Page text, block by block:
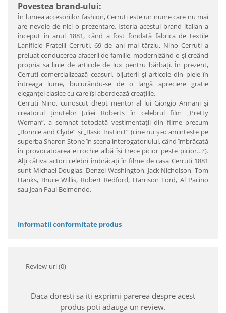
Povestea brand-ului:
În lumea accesoriilor fashion, Cerruti este un nume care nu mai
are nevoie de nici o prezentare. Istoria acestui brand italian a
început în anul 1881, când a fost fondată fabrica de textile
Lanificio Fratelli Cerruti. 69 de ani mai târziu, Nino Cerruti a
preluat conducerea afacerii de familie, modernizând-o şi creând
propria sa linie de articole de lux pentru bărbaţi. În prezent,
Cerruti comercializează ceasuri, bijuterii şi articole din piele în
întreaga lume, bucurându-se de o largă apreciere graţie
eleganţei clasice cu care îşi abordează creaţiile.
Cerruti Nino, cunoscut drept mentor al lui Giorgio Armani şi
creatorul ţinutelor Juliei Roberts în celebrul film „Pretty
Woman”, a semnat totodată vestimentaţii din filme precum
„Bonnie and Clyde” şi „Basic Instinct” (cine nu şi-o aminteşte pe
superba Sharon Stone în scena interogatoriului, când îmbrăcată
în provocatoarea ei rochie albă îşi trece picior peste picior…?).
Alţi câţiva actori celebri îmbrăcaţi în filme de casa Cerruti 1881
sunt Michael Douglas, Denzel Washington, Jack Nicholson, Tom
Hanks, Bruce Willis, Robert Redford, Harrison Ford, Al Pacino
sau Jean Paul Belmondo.
Informatii conformitate produs
Review-uri(0)
Daca doresti sa iti exprimi parerea despre acest
produs poti adauga un review.